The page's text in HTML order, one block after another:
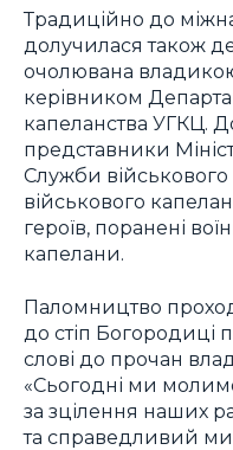
Традиційно до
долучилася також
очолювана
керівником
капеланства УГКЦ.
представники
Служби
військового
героїв, поранені
капелани.
Паломництво
до стіп Богородиці
слові до прочан
«Сьогодні ми
за зцілення наших
та справедливий